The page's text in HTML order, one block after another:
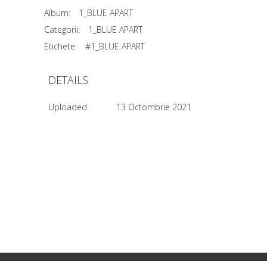
Album:
1_BLUE APART
Categorii:
1_BLUE APART
Etichete:
#1_BLUE APART
DETAILS
Uploaded 13 Octombrie 2021